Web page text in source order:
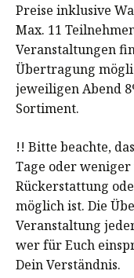
Preise inklusive
Max. 11
Veranstaltungen
Übertragung
jeweiligen Abend
Sortiment.
!! Bitte beachte,
Tage oder
Rückerstattung
möglich ist. Die
Veranstaltung
wer für Euch
Dein Verständnis.